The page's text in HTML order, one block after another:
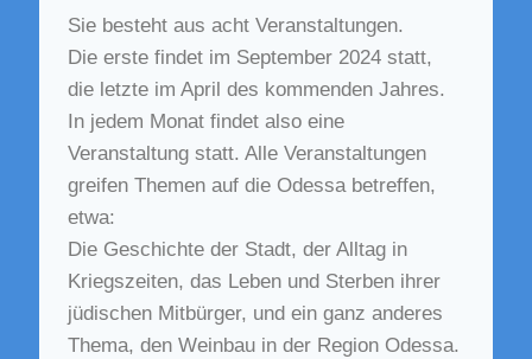
Sie besteht aus acht Veranstaltungen.
Die erste findet im September 2024 statt,
die letzte im April des kommenden Jahres.
In jedem Monat findet also eine
Veranstaltung statt. Alle Veranstaltungen
greifen Themen auf die Odessa betreffen,
etwa:
Die Geschichte der Stadt, der Alltag in
Kriegszeiten, das Leben und Sterben ihrer
jüdischen Mitbürger, und ein ganz anderes
Thema, den Weinbau in der Region Odessa.